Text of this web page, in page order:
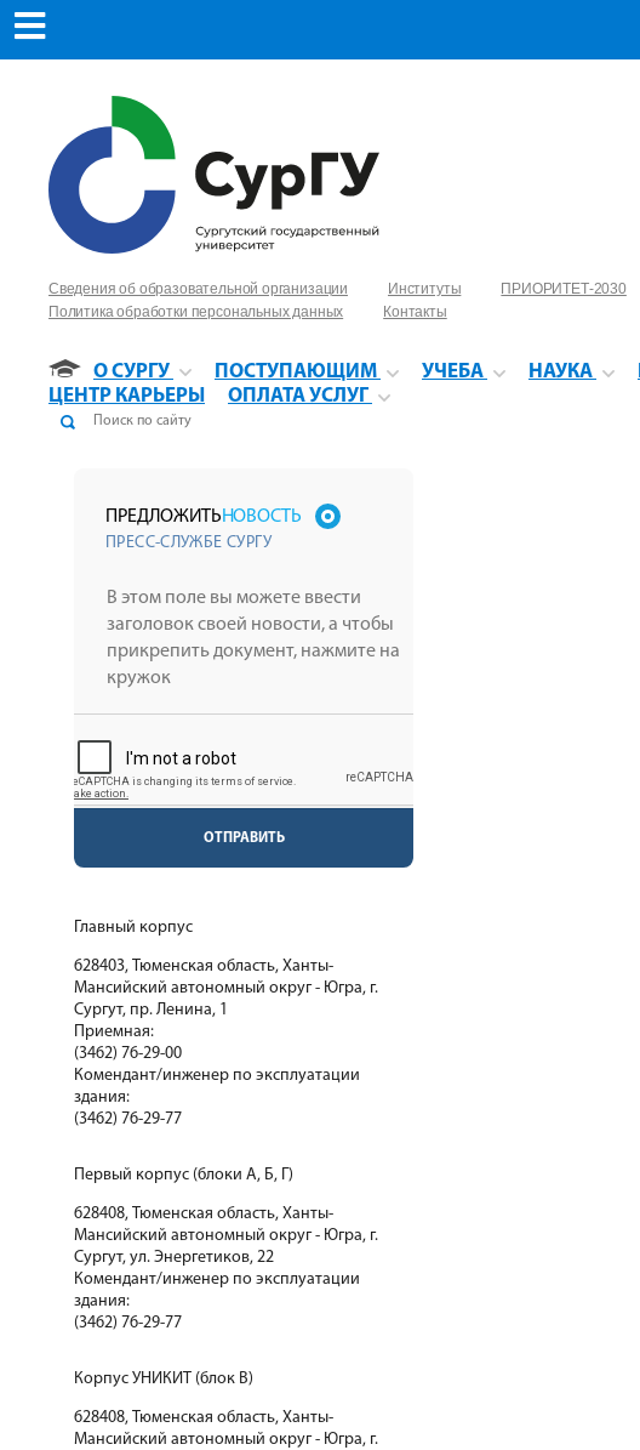
Сведения об образовательной организации Институты ПРИОРИТЕТ-2030
Политика обработки персональных данных
Контакты
О СУРГУ ПОСТУПАЮЩИМ УЧЕБА НАУКА
ЦЕНТР КАРЬЕРЫ
ОПЛАТА УСЛУГ
ПРЕДЛОЖИТЬНОВОСТЬ
ПРЕСС-СЛУЖБЕ СУРГУ
ОТПРАВИТЬ
Главный корпус
628403, Тюменская область, Ханты-
Мансийский автономный округ - Югра, г.
Сургут, пр. Ленина, 1
Приемная:
(3462) 76-29-00
Комендант/инженер по эксплуатации
здания:
(3462) 76-29-77
Первый корпус (блоки А, Б, Г)
628408, Тюменская область, Ханты-
Мансийский автономный округ - Югра, г.
Сургут, ул. Энергетиков, 22
Комендант/инженер по эксплуатации
здания:
(3462) 76-29-77
Корпус УНИКИТ (блок В)
628408, Тюменская область, Ханты-
Мансийский автономный округ - Югра, г.